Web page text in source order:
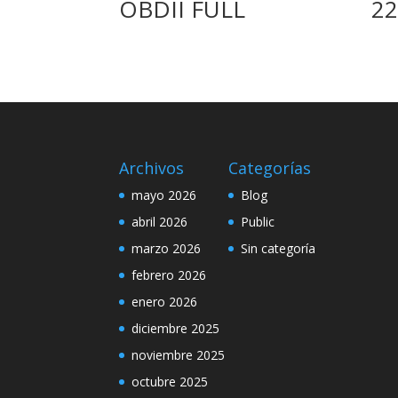
OBDII FULL
Archivos
mayo 2026
abril 2026
marzo 2026
febrero 2026
enero 2026
diciembre 2025
noviembre 2025
octubre 2025
Categorías
Blog
Public
Sin categoría